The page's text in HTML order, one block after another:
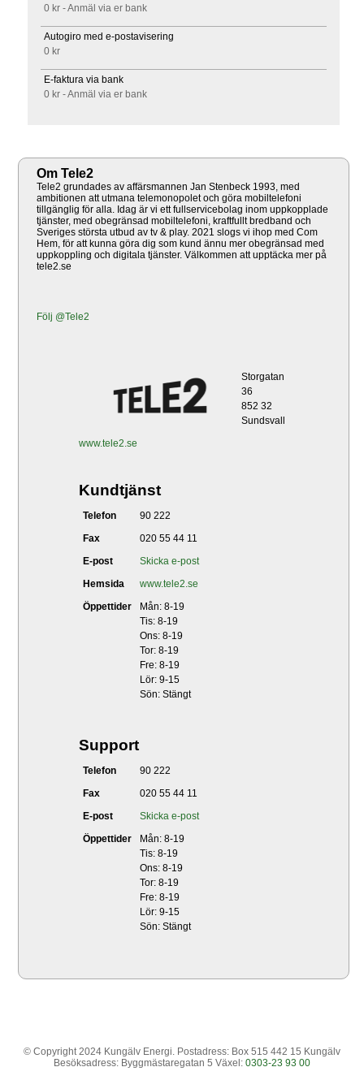
0 kr - Anmäl via er bank
Autogiro med e-postavisering
0 kr
E-faktura via bank
0 kr - Anmäl via er bank
Om Tele2
Tele2 grundades av affärsmannen Jan Stenbeck 1993, med
ambitionen att utmana telemonopolet och göra mobiltelefoni
tillgänglig för alla. Idag är vi ett fullservicebolag inom uppkopplade
tjänster, med obegränsad mobiltelefoni, kraftfullt bredband och
Sveriges största utbud av tv & play. 2021 slogs vi ihop med Com
Hem, för att kunna göra dig som kund ännu mer obegränsad med
uppkoppling och digitala tjänster. Välkommen att upptäcka mer på
tele2.se
Följ @Tele2
Storgatan
36
852 32
Sundsvall
www.tele2.se
Kundtjänst
Telefon
90 222
Fax
020 55 44 11
E-post
Skicka e-post
Hemsida
www.tele2.se
Öppettider
Mån: 8-19
Tis: 8-19
Ons: 8-19
Tor: 8-19
Fre: 8-19
Lör: 9-15
Sön: Stängt
Support
Telefon
90 222
Fax
020 55 44 11
E-post
Skicka e-post
Öppettider
Mån: 8-19
Tis: 8-19
Ons: 8-19
Tor: 8-19
Fre: 8-19
Lör: 9-15
Sön: Stängt
© Copyright 2024 Kungälv Energi. Postadress: Box 515 442 15 Kungälv
Besöksadress: Byggmästaregatan 5 Växel: 0303-23 93 00